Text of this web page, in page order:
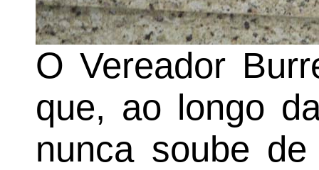
O Vereador
que, ao longo
nunca soube